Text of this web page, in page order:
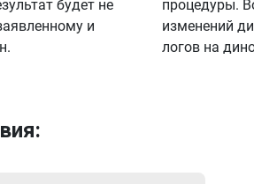
будет не
и
процедуры.
изменений
логов на